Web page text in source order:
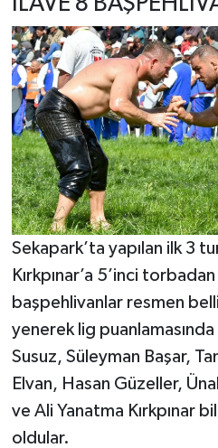
Sekapark’ta yapılan ilk 3
Kırkpınar’a 5’inci
başpehlivanlar resmen
yenerek lig
Susuz, Süleyman Başar,
Elvan, Hasan Güzeller,
ve Ali Yanatma Kırkpınar
oldular.